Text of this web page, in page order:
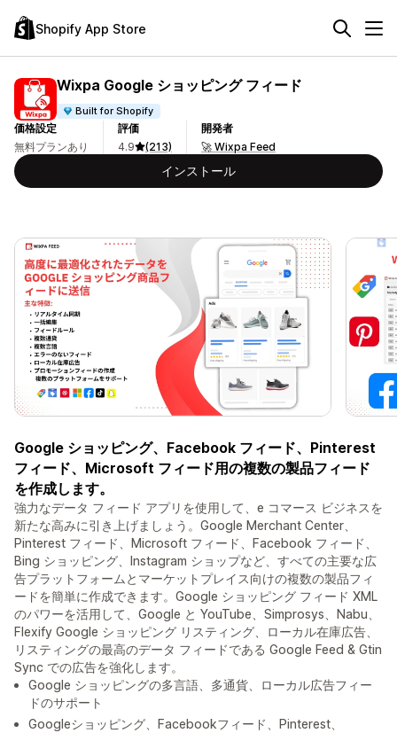
Shopify App Store
Wixpa Google ショッピング フィード
Built for Shopify
価格設定
無料プランあり
評価
4.9
(213)
開発者
🚀 Wixpa Feed
インストール
Google ショッピング、Facebook フィード、Pinterest
フィード、Microsoft フィード用の複数の製品フィード
を作成します。
強力なデータ フィード アプリを使用して、e コマース ビジネスを
新たな高みに引き上げましょう。Google Merchant Center、
Pinterest フィード、Microsoft フィード、Facebook フィード、
Bing ショッピング、Instagram ショップなど、すべての主要な広
告プラットフォームとマーケットプレイス向けの複数の製品フィ
ードを簡単に作成できます。Google ショッピング フィード XML
のパワーを活用して、Google と YouTube、Simprosys、Nabu、
Flexify Google ショッピング リスティング、ローカル在庫広告、
リスティングの最高のデータ フィードである Google Feed & Gtin
Sync での広告を強化します。
Google ショッピングの多言語、多通貨、ローカル広告フィー
ドのサポート
Googleショッピング、Facebookフィード、Pinterest、